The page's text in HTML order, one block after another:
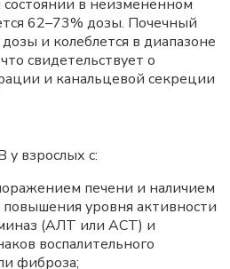
в неизмененном
62–73% дозы. Почечный
и колеблется в диапазоне
свидетельствует о
и канальцевой секреции
у взрослых с:
печени и наличием
уровня активности
(АЛТ или ACT) и
воспалительного
фиброза;